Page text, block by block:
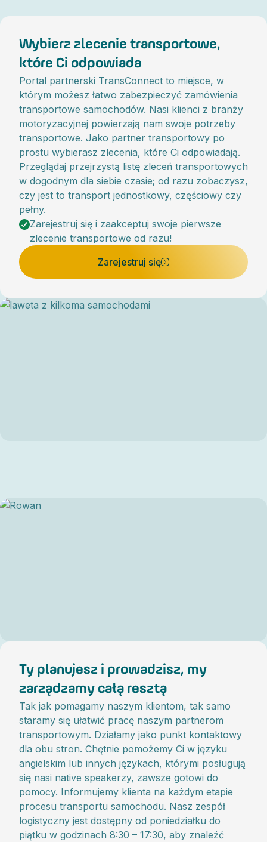
Wybierz zlecenie transportowe,
które Ci odpowiada
Portal partnerski TransConnect to miejsce, w
którym możesz łatwo zabezpieczyć zamówienia
transportowe samochodów. Nasi klienci z branży
motoryzacyjnej powierzają nam swoje potrzeby
transportowe. Jako partner transportowy po
prostu wybierasz zlecenia, które Ci odpowiadają.
Przeglądaj przejrzystą listę zleceń transportowych
w dogodnym dla siebie czasie; od razu zobaczysz,
czy jest to transport jednostkowy, częściowy czy
pełny.
Zarejestruj się i zaakceptuj swoje pierwsze
zlecenie transportowe od razu!
Zarejestruj się
Ty planujesz i prowadzisz, my
zarządzamy całą resztą
Tak jak pomagamy naszym klientom, tak samo
staramy się ułatwić pracę naszym partnerom
transportowym. Działamy jako punkt kontaktowy
dla obu stron. Chętnie pomożemy Ci w języku
angielskim lub innych językach, którymi posługują
się nasi native speakerzy, zawsze gotowi do
pomocy. Informujemy klienta na każdym etapie
procesu transportu samochodu. Nasz zespół
logistyczny jest dostępny od poniedziałku do
piątku w godzinach 8:30 – 17:30, aby znaleźć